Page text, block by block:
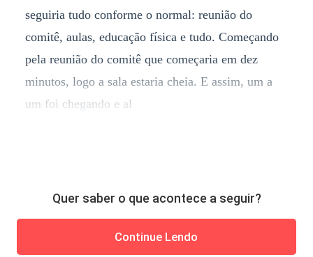
seguiria tudo conforme o normal: reunião do
comitê, aulas, educação física e tudo. Começando
pela reunião do comitê que começaria em dez
minutos, logo a sala estaria cheia. E assim, um a
um foi chegando e al
Quer saber o que acontece a seguir?
Continue Lendo